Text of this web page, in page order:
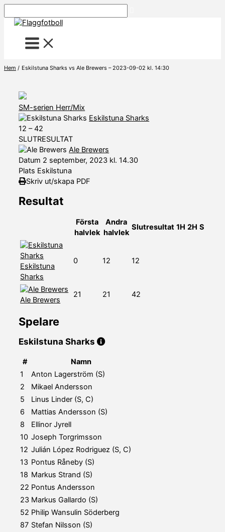
till
Hem Eskilstuna Sharks vs Ale Brewers – 2023-09-02 kl. 14:30
SM-serien Herr/Mix
Eskilstuna Sharks
12 – 42
SLUTRESULTAT
Ale Brewers
Datum 2 september, 2023 kl. 14.30
Plats Eskilstuna
Skriv ut/skapa PDF
Resultat
Första
halvlek
Andra
halvlek
Slutresultat 1H 2H S
Eskilstuna
Sharks
0 12 12
Ale Brewers
21 21 42
Spelare
Eskilstuna Sharks
#
Namn
1
Anton Lagerström (S)
2
Mikael Andersson
5
Linus Linder (S, C)
6
Mattias Andersson (S)
8
Ellinor Jyrell
10 Joseph Torgrimsson
12 Julián López Rodriguez (S, C)
13 Pontus Råneby (S)
18 Markus Strand (S)
22 Pontus Andersson
23 Markus Gallardo (S)
52 Philip Wansulin Söderberg
87 Stefan Nilsson (S)